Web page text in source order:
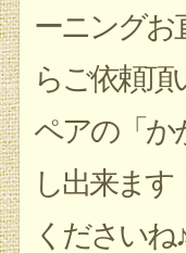
ーニングお
らご依頼
ペアの「か
し出来ます
くださいね♪